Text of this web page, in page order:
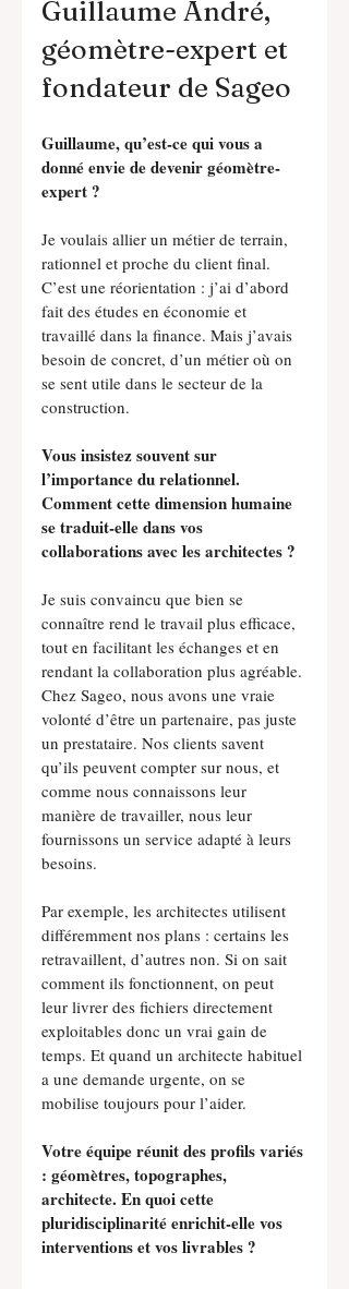
Guillaume André,
géomètre-expert et
fondateur de Sageo
Guillaume, qu’est-ce qui vous a
donné envie de devenir géomètre-
expert ?
Je voulais allier un métier de terrain,
rationnel et proche du client final.
C’est une réorientation : j’ai d’abord
fait des études en économie et
travaillé dans la finance. Mais j’avais
besoin de concret, d’un métier où on
se sent utile dans le secteur de la
construction.
Vous insistez souvent sur
l’importance du relationnel.
Comment cette dimension humaine
se traduit-elle dans vos
collaborations avec les architectes ?
Je suis convaincu que bien se
connaître rend le travail plus efficace,
tout en facilitant les échanges et en
rendant la collaboration plus agréable.
Chez Sageo, nous avons une vraie
volonté d’être un partenaire, pas juste
un prestataire. Nos clients savent
qu’ils peuvent compter sur nous, et
comme nous connaissons leur
manière de travailler, nous leur
fournissons un service adapté à leurs
besoins.
Par exemple, les architectes utilisent
différemment nos plans : certains les
retravaillent, d’autres non. Si on sait
comment ils fonctionnent, on peut
leur livrer des fichiers directement
exploitables donc un vrai gain de
temps. Et quand un architecte habituel
a une demande urgente, on se
mobilise toujours pour l’aider.
Votre équipe réunit des profils variés
: géomètres, topographes,
architecte. En quoi cette
pluridisciplinarité enrichit-elle vos
interventions et vos livrables ?